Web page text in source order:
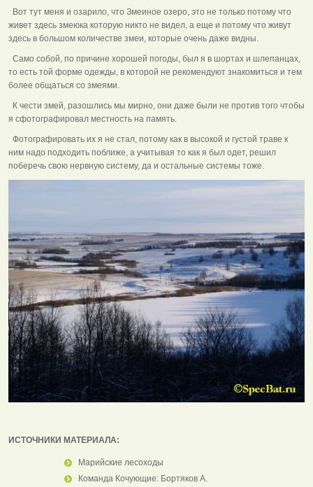
Вот тут меня и озарило, что Змеиное озеро, это не только потому что
живет здесь змеюка которую никто не видел, а еще и потому что живут
здесь в большом количестве змеи, которые очень даже видны.
Само собой, по причине хорошей погоды, был я в шортах и шлепанцах,
то есть той форме одежды, в которой не рекомендуют знакомиться и тем
более общаться со змеями.
К чести змей, разошлись мы мирно, они даже были не против того чтобы
я сфотографировал местность на память.
Фотографировать их я не стал, потому как в высокой и густой траве к
ним надо подходить поближе, а учитывая то как я был одет, решил
поберечь свою нервную систему, да и остальные системы тоже.
ИСТОЧНИКИ МАТЕРИАЛА:
Марийские лесоходы
Команда Кочующие: Бортяков А.